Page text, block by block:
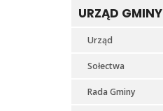
URZĄD GMINY
Urząd
Sołectwa
Rada Gminy